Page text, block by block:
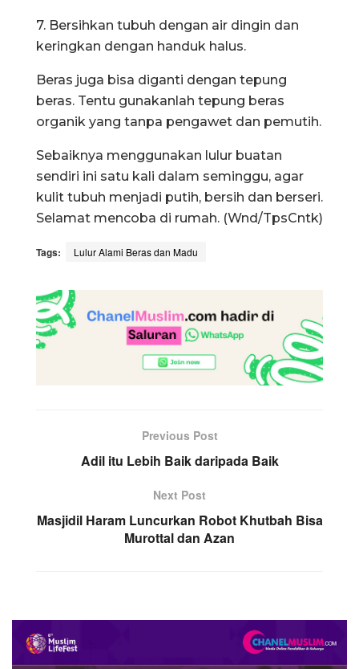
7. Bersihkan tubuh dengan air dingin dan
keringkan dengan handuk halus.
Beras juga bisa diganti dengan tepung
beras. Tentu gunakanlah tepung beras
organik yang tanpa pengawet dan pemutih.
Sebaiknya menggunakan lulur buatan
sendiri ini satu kali dalam seminggu, agar
kulit tubuh menjadi putih, bersih dan berseri.
Selamat mencoba di rumah. (Wnd/TpsCntk)
Tags: Lulur Alami Beras dan Madu
Previous Post
Adil itu Lebih Baik daripada Baik
Next Post
Masjidil Haram Luncurkan Robot Khutbah Bisa
Murottal dan Azan